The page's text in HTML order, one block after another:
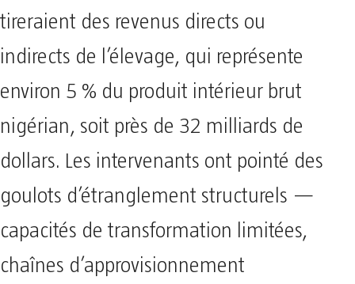
tireraient des revenus directs ou
indirects de l’élevage, qui représente
environ 5 % du produit intérieur brut
nigérian, soit près de 32 milliards de
dollars. Les intervenants ont pointé des
goulots d’étranglement structurels —
capacités de transformation limitées,
chaînes d’approvisionnement